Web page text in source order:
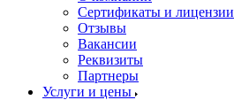
Сертификаты и лицензии
Отзывы
Вакансии
Реквизиты
Партнеры
Услуги и цены